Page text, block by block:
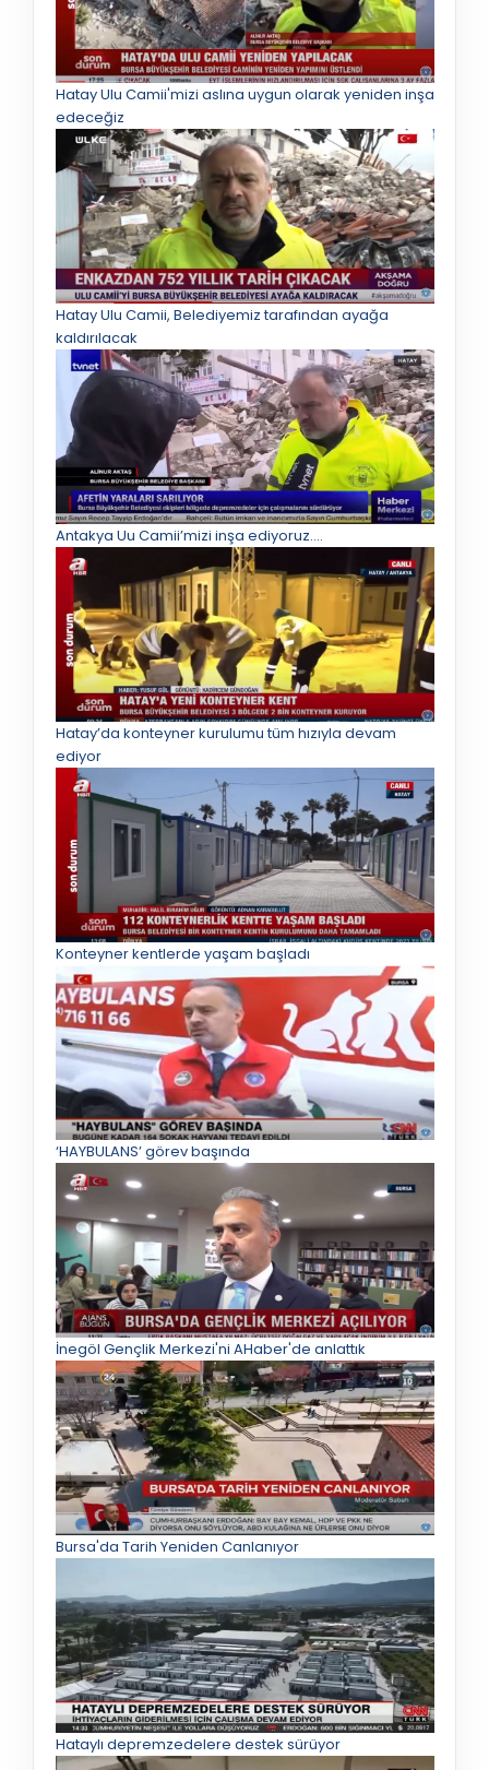
Hatay Ulu Camii'mizi aslına uygun olarak yeniden inşa
edeceğiz
Hatay Ulu Camii, Belediyemiz tarafından ayağa
kaldırılacak
Antakya Uu Camii’mizi inşa ediyoruz.…
Hatay’da konteyner kurulumu tüm hızıyla devam
ediyor
Konteyner kentlerde yaşam başladı
‘HAYBULANS’ görev başında
İnegöl Gençlik Merkezi'ni AHaber'de anlattık
Bursa'da Tarih Yeniden Canlanıyor
Hataylı depremzedelere destek sürüyor